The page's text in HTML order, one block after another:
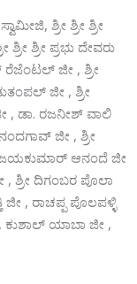
ಶ್ರೀ ಶ್ರೀ ಶ್ರೀ
ಶ್ರೀ ಪ್ರಭು ದೇವರು
ರೆಜೆಂಟಲ್ ಜೀ , ಶ್ರೀ
ಜೀ , ಶ್ರೀ
, ಡಾ. ರಜನೀಶ್ ವಾಲಿ
ಜೀ , ಶ್ರೀ
ವಿಜಯಕುಮಾರ್ ಆನಂದೆ ಜೀ
, ಶ್ರೀ ದಿಗಂಬರ ಪೊಲಾ
ಜೀ , ರಾಚಪ್ಪ ಪೊಲಪಳ್ಳಿ
ಕುಶಾಲ್ ಯಾಬಾ ಜೀ ,